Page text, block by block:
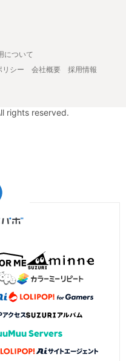
について
リシー 会社概要
採用情報
rights reserved.